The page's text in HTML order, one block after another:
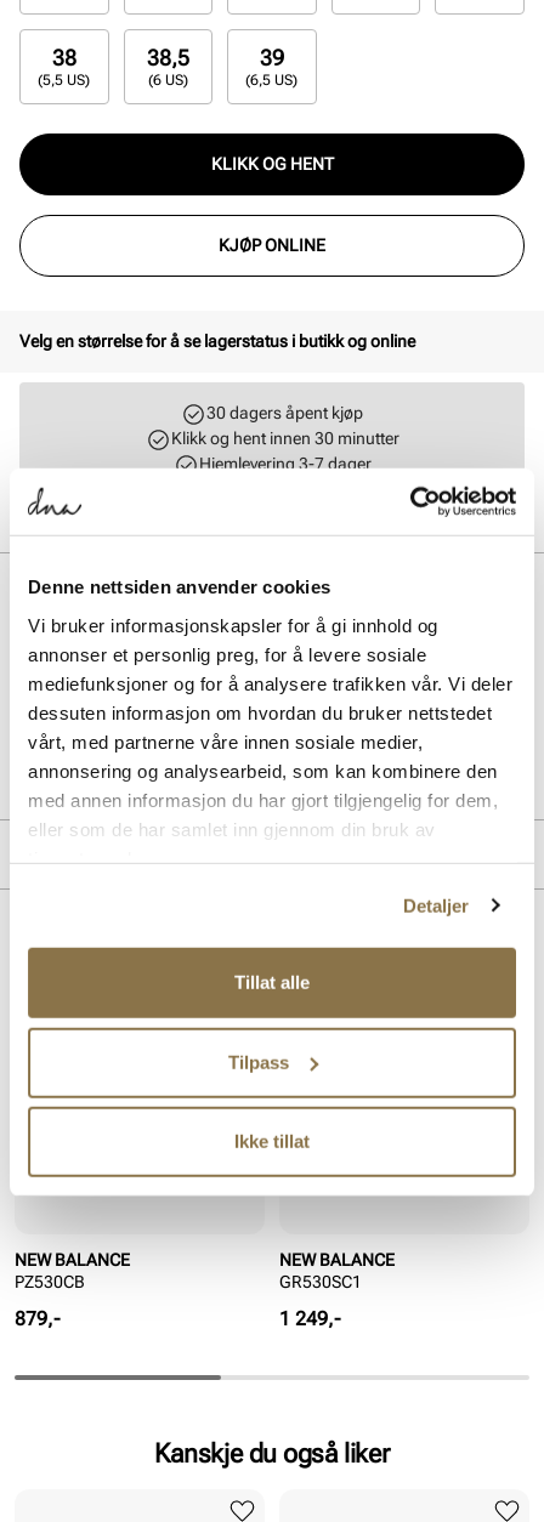
Denne nettsiden anvender cookies
Vi bruker informasjonskapsler for å gi innhold og
annonser et personlig preg, for å levere sosiale
mediefunksjoner og for å analysere trafikken vår. Vi deler
dessuten informasjon om hvordan du bruker nettstedet
vårt, med partnerne våre innen sosiale medier,
annonsering og analysearbeid, som kan kombinere den
med annen informasjon du har gjort tilgjengelig for dem,
eller som de har samlet inn gjennom din bruk av
Detaljer
Tillat alle
Tilpass
Ikke tillat
38
(5,5 US)
38,5
(6 US)
39
(6,5 US)
KLIKK OG HENT
KJØP ONLINE
Velg en størrelse for å se lagerstatus i butikk og online
30 dagers åpent kjøp
Klikk og hent innen 30 minutter
Hjemlevering 3-7 dager
BESKRIVELSE
Denne barneskoen kombinerer retroinspirert design med moderne
komfort, takket være en pustende overdel og ABZORB-demping.
Perfekt for aktive barn som trenger støtte og stil hele dagen.
Art. nr. 65857401
Lev. art. nrGR530CB
Lignende produkter
NEW BALANCE
PZ530CB
Pris
879,-
NEW BALANCE
GR530SC1
Pris
1 249,-
Kanskje du også liker